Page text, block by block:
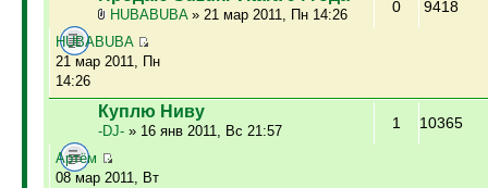
HUBABUBA» 21 мар 2011, Пн 14:26 0 9418
HUBABUBA
21 мар 2011, Пн
14:26
Куплю Ниву
-DJ-» 16 янв 2011, Вс 21:57 1 10365
Артём
08 мар 2011, Вт